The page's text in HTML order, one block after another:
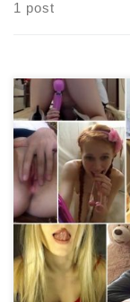
1 post
westream_23-28
westream_23.rar –
westream_25.rar –
westream_27.rar –